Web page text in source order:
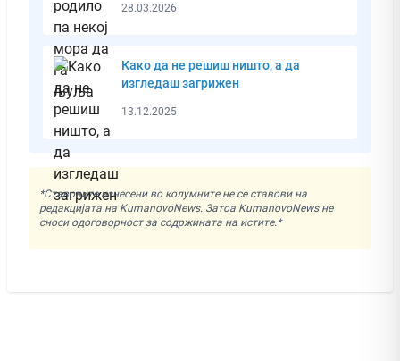
28.03.2026
Како да не решиш ништо, а да
изгледаш загрижен
13.12.2025
*Ставовите изнесени во колумните не се ставови на
редакцијата на KumanovoNews. Затоа KumanovoNews не
сноси одоговорност за содржината на истите.*